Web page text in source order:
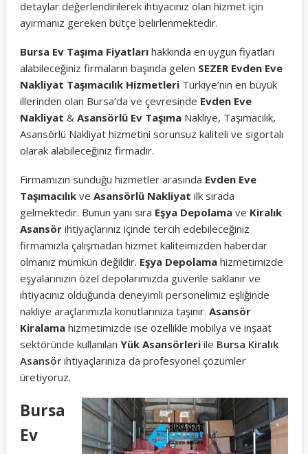
detaylar değerlendirilerek ihtiyacınız olan hizmet için
ayırmanız gereken bütçe belirlenmektedir.
Bursa Ev Taşıma Fiyatlarıhakkında en uygun fiyatları
alabileceğiniz firmaların başında gelen SEZER Evden Eve
Nakliyat Taşımacılık HizmetleriTürkiye’nin en büyük
illerinden olan Bursa’da ve çevresinde Evden Eve
Nakliyat & Asansörlü Ev TaşımaNakliye, Taşımacılık,
Asansörlü Nakliyat hizmetini sorunsuz kaliteli ve sigortalı
olarak alabileceğiniz firmadır.
Firmamızın sunduğu hizmetler arasında Evden Eve
Taşımacılıkve Asansörlü Nakliyat ilk sırada
gelmektedir. Bunun yanı sıra Eşya Depolamave Kiralık
Asansörihtiyaçlarınız içinde tercih edebileceğiniz
firmamızla çalışmadan hizmet kaliteimizden haberdar
olmanız mümkün değildir. Eşya Depolamahizmetimizde
eşyalarınızın özel depolarımızda güvenle saklanır ve
ihtiyacınız olduğunda deneyimli personelimiz eşliğinde
nakliye araçlarımızla konutlarınıza taşınır. Asansör
Kiralamahizmetimizde ise özellikle mobilya ve inşaat
sektöründe kullanılan Yük Asansörleriile Bursa Kiralık
Asansörihtiyaçlarınıza da profesyonel çözümler
üretiyoruz.
Bursa
Ev